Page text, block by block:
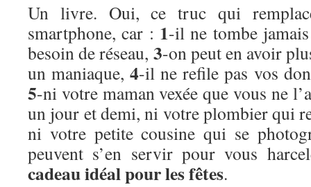
Un livre. Oui, ce truc qui remplace
smartphone, car : 1-il ne tombe
besoin de réseau, 3-on peut en avoir
un maniaque,4-il ne refile pas vos
5-ni votre maman vexée que vous ne
un jour et demi, ni votre plombier qui
ni votre petite cousine qui se
peuvent s’en servir pour vous
cadeau idéal pour les fêtes.